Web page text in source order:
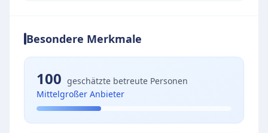
Besondere Merkmale
100 geschätzte betreute Personen
Mittelgroßer Anbieter